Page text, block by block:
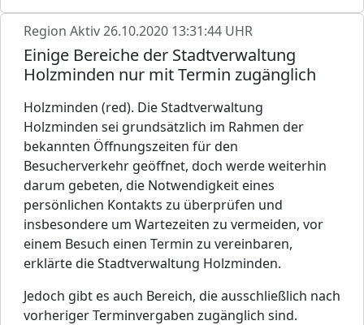
Region Aktiv26.10.2020 13:31:44 UHR
Einige Bereiche der Stadtverwaltung
Holzminden nur mit Termin zugänglich
Holzminden (red). Die Stadtverwaltung
Holzminden sei grundsätzlich im Rahmen der
bekannten Öffnungszeiten für den
Besucherverkehr geöffnet, doch werde weiterhin
darum gebeten, die Notwendigkeit eines
persönlichen Kontakts zu überprüfen und
insbesondere um Wartezeiten zu vermeiden, vor
einem Besuch einen Termin zu vereinbaren,
erklärte die Stadtverwaltung Holzminden.
Jedoch gibt es auch Bereich, die ausschließlich nach
vorheriger Terminvergaben zugänglich sind.